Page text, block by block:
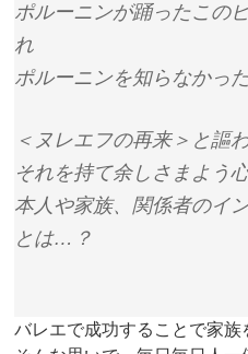
ポルーニンが踊ったこの
れ
ポルーニンを知らなかっ
＜ヌレエフの再来＞と謳
それを持て余しさまよう心
本人や家族、関係者のイ
とは…？
バレエで成功することで家族